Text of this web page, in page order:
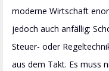
moderne Wirtschaft
jedoch auch anfällig:
Steuer- oder
aus dem Takt. Es muss